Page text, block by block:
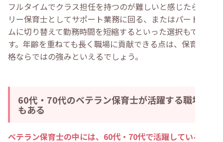
フルタイムでクラス担任を持つのが難しいと感じたら、フ
リー保育士としてサポート業務に回る、またはパートタイ
ムに切り替えて勤務時間を短縮するといった選択もできま
す。年齢を重ねても長く職場に貢献できる点は、保育士資
格ならではの強みといえるでしょう。
60代・70代のベテラン保育士が活躍する職場
もある
ベテラン保育士の中には、60代・70代で活躍している人